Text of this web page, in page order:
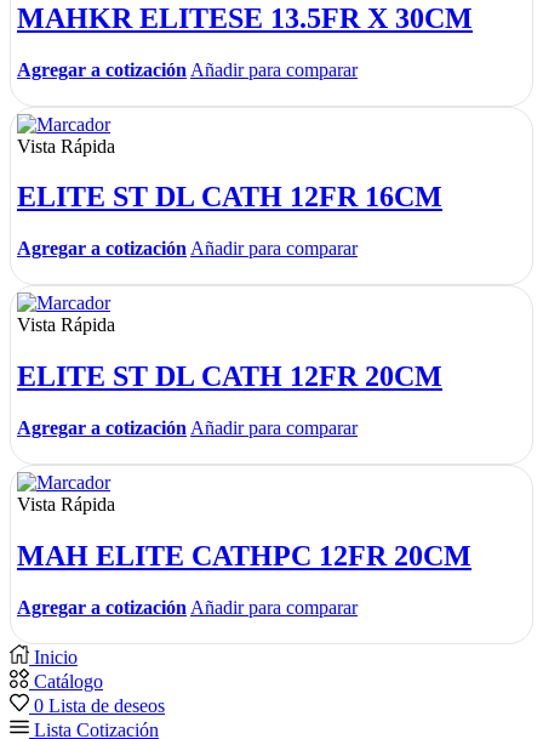
MAHKR ELITESE 13.5FR X 30CM
Agregar a cotización Añadir para comparar
Vista Rápida
ELITE ST DL CATH 12FR 16CM
Agregar a cotización Añadir para comparar
Vista Rápida
ELITE ST DL CATH 12FR 20CM
Agregar a cotización Añadir para comparar
Vista Rápida
MAH ELITE CATHPC 12FR 20CM
Agregar a cotización Añadir para comparar
Inicio
Catálogo
0 Lista de deseos
Lista Cotización